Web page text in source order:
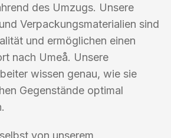
des Umzugs. Unsere
Verpackungsmaterialien sind
und ermöglichen einen
nach Umeå. Unsere
wissen genau, wie sie
Gegenstände optimal
von unserem